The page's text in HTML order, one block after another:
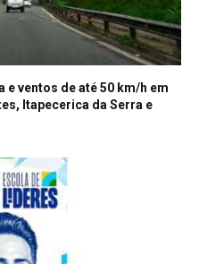
e ventos de até 50 km/h em
Itapecerica da Serra e